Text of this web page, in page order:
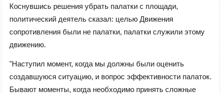
Коснувшись решения убрать палатки с площади,
политический деятель сказал: целью Движения
сопротивления были не палатки, палатки служили этому
движению.
"Наступил момент, когда мы должны были оценить
создавшуюся ситуацию, и вопрос эффективности палаток.
Бывают моменты, когда необходимо принять сложные